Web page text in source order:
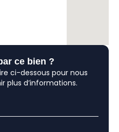
ce bien ?
ci-dessous pour nous
plus d’informations.